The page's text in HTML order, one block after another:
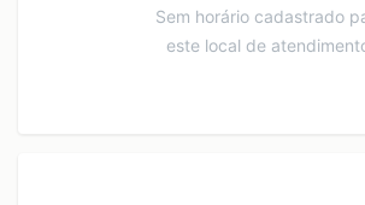
Sem horário cadastrado
este local de